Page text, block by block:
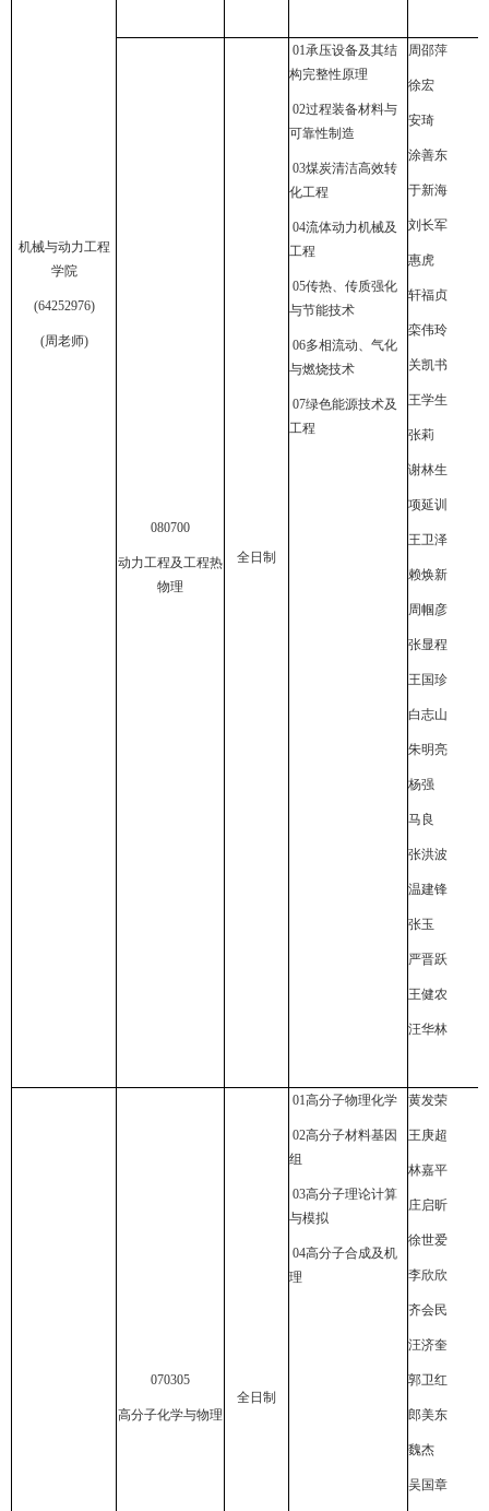
机械与动力工程
学院
(64252976)
(周老师)
080700
动力工程及工程热
物理
全日制
01承压设备及其结
构完整性原理
02过程装备材料与
可靠性制造
03煤炭清洁高效转
化工程
04流体动力机械及
工程
05传热、传质强化
与节能技术
06多相流动、气化
与燃烧技术
07绿色能源技术及
工程
周邵萍
徐宏
安琦
涂善东
于新海
刘长军
惠虎
轩福贞
栾伟玲
关凯书
王学生
张莉
谢林生
项延训
王卫泽
赖焕新
周帼彦
张显程
王国珍
白志山
朱明亮
杨强
马良
张洪波
温建锋
张玉
严晋跃
王健农
汪华林
070305
高分子化学与物理
全日制
01高分子物理化学
02高分子材料基因
组
03高分子理论计算
与模拟
04高分子合成及机
理
黄发荣
王庚超
林嘉平
庄启昕
徐世爱
李欣欣
齐会民
汪济奎
郭卫红
郎美东
魏杰
吴国章